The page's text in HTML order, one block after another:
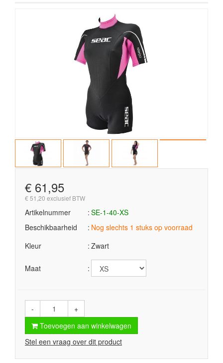
€ 61,95
€ 51,20 exclusief BTW
Artikelnummer
SE-1-40-XS
Beschikbaarheid
Nog slechts 1 stuks op voorraad
Kleur
Zwart
Maat
-
+
Toevoegen aan winkelwagen
Stel een vraag over dit product